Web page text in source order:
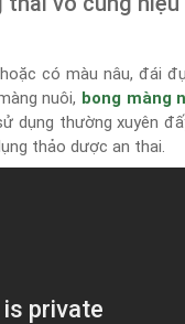
có màu nâu, đái
nuôi, bong màng
dụng thường xuyên
thảo dược an thai.